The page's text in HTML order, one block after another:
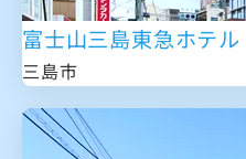
富士山三島東急ホテル
三島市